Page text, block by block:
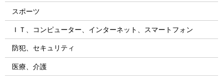
スポーツ
ＩＴ、コンピューター、インターネット、スマートフォン
防犯、セキュリティ
医療、介護